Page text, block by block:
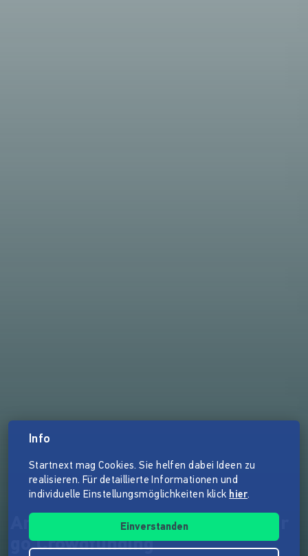
Arbeit statt Almosen – Literatur
go Crowdfunding
Info
Startnext mag Cookies. Sie helfen dabei Ideen zu
realisieren. Für detaillierte Informationen und
individuelle Einstellungsmöglichkeiten klick hier.
Einverstanden